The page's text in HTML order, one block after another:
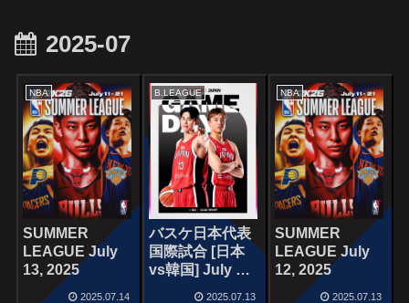
2025-07
NBA
SUMMER
LEAGUE July
13, 2025
2025.07.14
B.LEAGUE
バスケ日本代表
国際試合 [日本
vs韓国] July 13,
2025.07.13
NBA
SUMMER
LEAGUE July
12, 2025
2025.07.13